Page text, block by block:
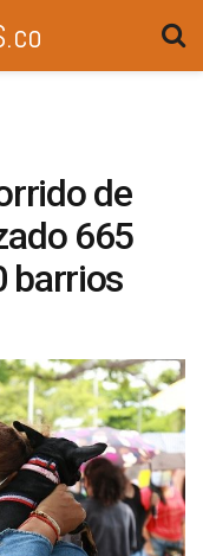
de
665
barrios